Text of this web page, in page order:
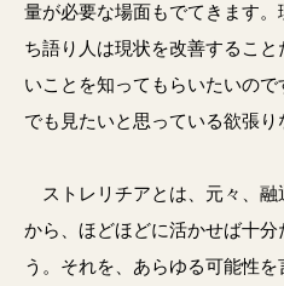
量が必要な場面もでてきます
ち語り人は現状を改善するこ
いことを知ってもらいたいの
でも見たいと思っている欲張り
ストレリチアとは、元々、融
から、ほどほどに活かせば十分
う。それを、あらゆる可能性